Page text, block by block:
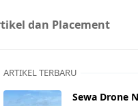
dan Placement
ARTIKEL TERBARU
Sewa Drone